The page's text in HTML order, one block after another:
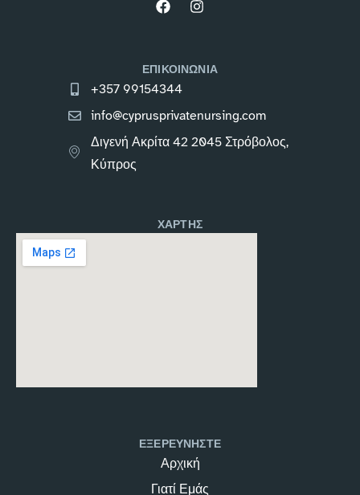
ΕΠΙΚΟΙΝΩΝΙΑ
+357 99154344
info@cyprusprivatenursing.com
Διγενή Ακρίτα 42 2045 Στρόβολος,
Κύπρος
ΧΑΡΤΗΣ
ΕΞΕΡΕΥΝΗΣΤΕ
Αρχική
Γιατί Εμάς